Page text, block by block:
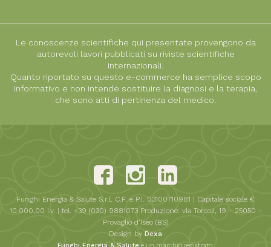
Le conoscenze scientifiche qui presentate provengono da
autorevoli lavori pubblicati su riviste scientifiche
internazionali.
Quanto riportato su questo e-commerce ha semplice scopo
informativo e non intende sostituire la diagnosi e la terapia,
che sono atti di pertinenza del medico.
Funghi Energia & Salute S.r.l. C.F. e P.I. 03100710981 | Capitale sociale €
10.000,00 i.v. | tel. +39 (030) 9881073 Produzione: via Torcoli, 19 - 25050 -
Provaglio d’Iseo (BS)
Design by Dexa